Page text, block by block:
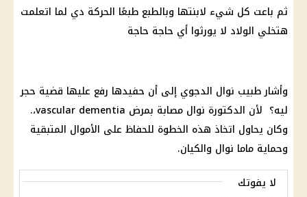
ثم باعت كل شيء لابنتها وبالطبع طبعًا الحركة دي لما اتعلمت
هتخلي الولاد لا يورثوا أي حاجة حاجة
وأشار طبيب نوال الدجوي إلى أن حفيدها رفع عليها قضية حجر
ليه؟ لأن الدكتورة نوال مصابة بمرض vascular dementia،.
وكان يحاول اتخاذ هذه الخطوة للحفاظ على الأموال المتبقية
وحماية ماما نوال والكيان.
لا يفوتك